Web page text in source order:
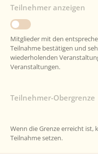
Teilnehmer anzeigen
Mitglieder mit den
Teilnahme bestätigen und
wiederholenden
Veranstaltungen.
Teilnehmer-Obergrenze
Wenn die Grenze erreicht
Teilnahme setzen.